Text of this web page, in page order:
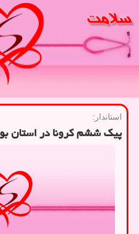
استاندار:
پیک ششم کرونا در استان